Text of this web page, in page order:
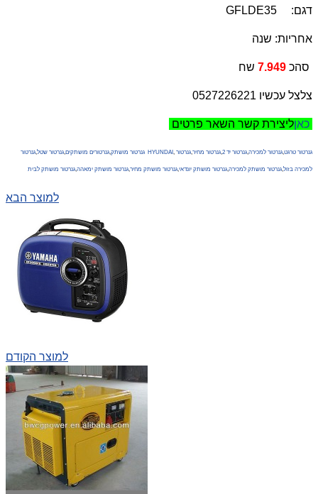
דגם: 5 GFLDE3
אחריות: שנה
סהכ 7.949
צלצל עכשיו 0527226221
ליצירת קשר השאר פרטיםכאן
גנרטור מושתק גנרטורים מושתקים גנרטור שטל גנרטור HYUNDAI גנרטור טרגט גנרטור למכירה גנרטור יד 2 גנרטור מחיר גנרטור
למכירה בזול גנרטור מושתק למכירה גנרטור מושתק יונדאי גנרטור מושתק מחיר גנרטור מושתק ימאהה גנרטור מושתק לבית
למוצר הבא
למוצר הקודם